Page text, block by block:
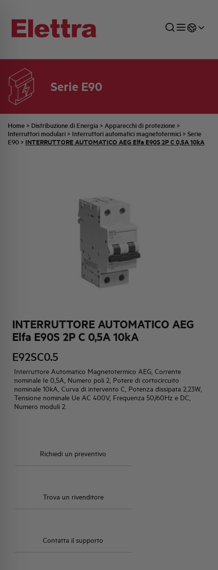
Serie E90
Home > Distribuzione di Energia > Apparecchi di protezione >
Interruttori modulari > Interruttori automatici magnetotermici > Serie
E90 > INTERRUTTORE AUTOMATICO AEG Elfa E90S 2P C 0,5A 10kA
INTERRUTTORE AUTOMATICO AEG
Elfa E90S 2P C 0,5A 10kA
E92SC0.5
Interruttore Automatico Magnetotermico AEG, Corrente
nominale Ie 0,5A, Numero poli 2, Potere di cortocircuito
nominale 10kA, Curva di intervento C, Potenza dissipata 2,23W,
Tensione nominale Ue AC 400V, Frequenza 50/60Hz e DC,
Numero moduli 2.
Richiedi un preventivo
Trova un rivenditore
Contatta il supporto
SETTORI
INDUSTRIALE
DISTRIBUZIONE DI ENERGIA
AUTOMAZIONE INDUSTRIALE
RETE COMMERCIALE
UFFICIO TECNICO
PREVENTIVAZIONE
COMMESSE QUADRI
AZIENDA
FAMIGLIA BELLINI
IDENTITÀ AZIENDALE
ATTIVITÀ E MERCATI
TUTTE LE NEWS
ULTIME NOTIZIE ISTITUZIONALI
JOB CAREERS
PARTNER